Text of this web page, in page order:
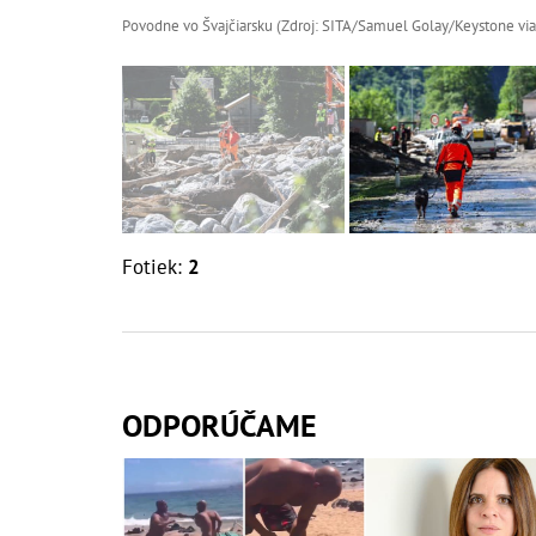
Povodne vo Švajčiarsku (Zdroj: SITA/Samuel Golay/Keystone
Fotiek: 2
ODPORÚČAME